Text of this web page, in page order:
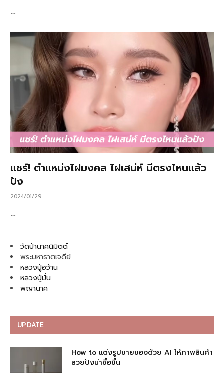
…
แชร์! ตำแหน่งไฝมงคล ไฝเสน่ห์ มีตรงไหนแล้ว
ปัง
2024/01/29
…
วัดป่านาคนิมิตต์
พระมหาธาตเจดีย์
หลวงปู่อว้าน
หลวงปู่มั่น
พญานาค
UPDATE
How to แต่งรูปขายของด้วย AI ให้ภาพสินค้า
สวยปังน่าซื้อขึ้น